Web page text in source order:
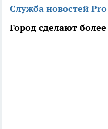
Служба новостей
Город сделают